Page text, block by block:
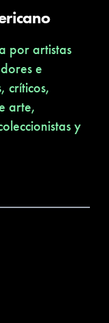
por artistas
e
críticos,
arte,
y